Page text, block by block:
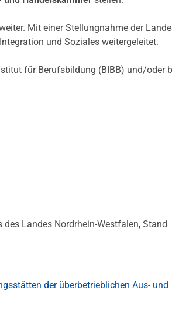
Mit einer Stellungnahme der
und Soziales weitergeleitet.
für Berufsbildung (BIBB) und/oder
Landes Nordrhein-Westfalen, Stand
der überbetrieblichen Aus- und